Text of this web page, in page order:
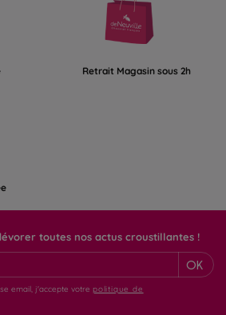
Retrait Magasin sous 2h
toutes nos actus croustillantes !
OK
email, j'accepte votre politique de